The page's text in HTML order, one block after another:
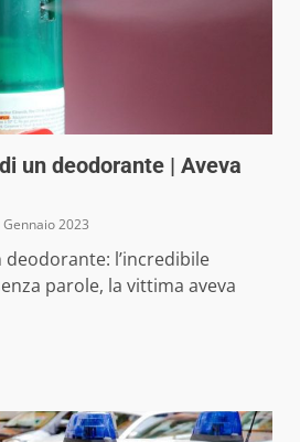
un deodorante | Aveva
Gennaio 2023
l’incredibile
parole, la vittima aveva